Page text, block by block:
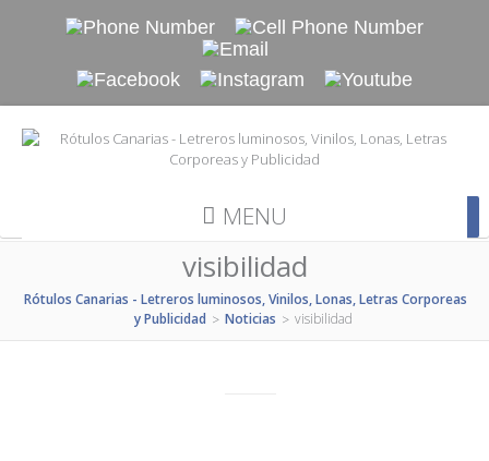
MENU
visibilidad
Rótulos Canarias - Letreros luminosos, Vinilos, Lonas, Letras Corporeas
y Publicidad > Noticias > visibilidad